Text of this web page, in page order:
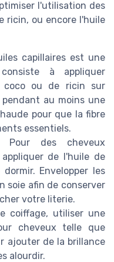
l'utilisation des
ricin, ou encore l'huile
capillaires est une
à appliquer
coco ou de ricin sur
au moins une
pour que la fibre
essentiels.
Pour des cheveux
de l'huile de
Envelopper les
soie afin de conserver
votre literie.
coiffage, utiliser une
cheveux telle que
ajouter de la brillance
alourdir.